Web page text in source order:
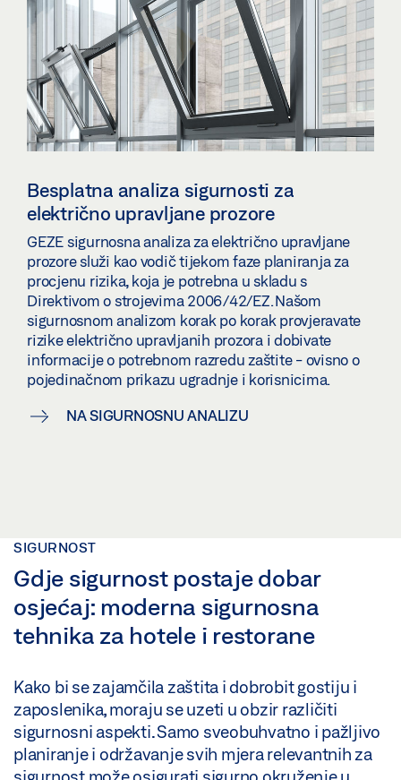
Besplatna analiza sigurnosti za
električno upravljane prozore
GEZE sigurnosna analiza za električno upravljane
prozore služi kao vodič tijekom faze planiranja za
procjenu rizika, koja je potrebna u skladu s
Direktivom o strojevima 2006/42/EZ. Našom
sigurnosnom analizom korak po korak provjeravate
rizike električno upravljanih prozora i dobivate
informacije o potrebnom razredu zaštite - ovisno o
pojedinačnom prikazu ugradnje i korisnicima.
NA SIGURNOSNU ANALIZU
SIGURNOST
Gdje sigurnost postaje dobar
osjećaj: moderna sigurnosna
tehnika za hotele i restorane
Kako bi se zajamčila zaštita i dobrobit gostiju i
zaposlenika, moraju se uzeti u obzir različiti
sigurnosni aspekti. Samo sveobuhvatno i pažljivo
planiranje i održavanje svih mjera relevantnih za